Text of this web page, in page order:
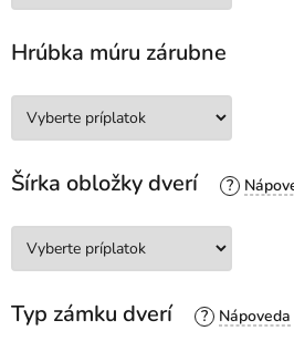
Hrúbka múru zárubne
Šírka obložky dverí ?
Typ zámku dverí ?